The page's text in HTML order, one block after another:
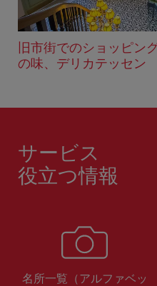
旧市街でのショッピン
の味、デリカテッセン
サービス
役立つ情報
名所一覧（アルファベッ